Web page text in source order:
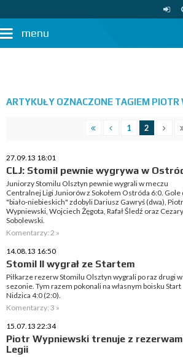
menu
ARTYKUŁY OZNACZONE TAGIEM
1 2
27.09.13 18:01
CLJ: Stomil pewnie wygrywa w
Juniorzy Stomilu Olsztyn pewnie wygrali w meczu
Centralnej Ligi Juniorów z Sokołem Ostróda 6:0. Gole
"biało-niebieskich" zdobyli Dariusz Gawryś (dwa), Piotr
Wypniewski, Wojciech Żęgota, Rafał Śledź oraz Cezary
Sobolewski.
Komentarzy: 2 »
14.08.13 16:50
Stomil II wygrał ze Startem
Piłkarze rezerw Stomilu Olsztyn wygrali po raz drugi
sezonie. Tym razem pokonali na własnym boisku Start
Nidzica 4:0 (2:0).
Komentarzy: 3 »
15.07.13 22:34
Piotr Wypniewski trenuje z
Legii